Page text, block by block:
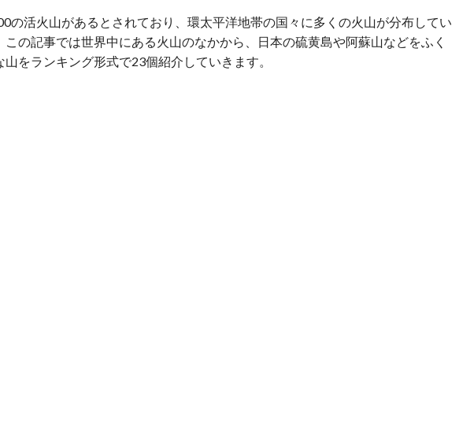
の活火山があるとされており、環太平洋地帯の国々に多くの火山が分布してい
この記事では世界中にある火山のなかから、日本の硫黄島や阿蘇山などをふく
をランキング形式で23個紹介していきます。